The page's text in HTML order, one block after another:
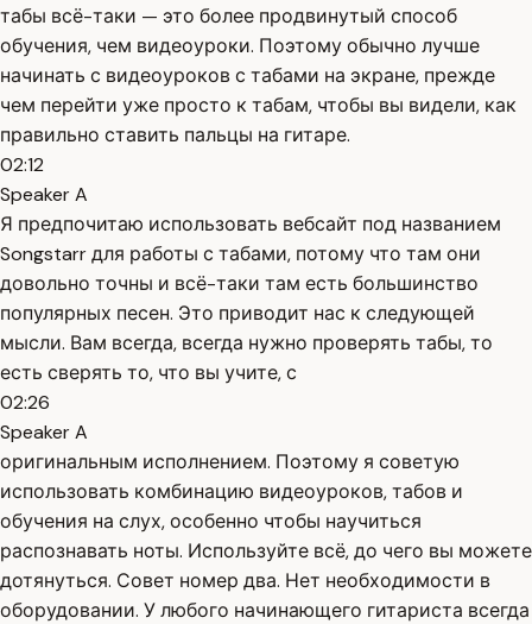
табы всё-таки — это более продвинутый способ
обучения, чем видеоуроки. Поэтому обычно лучше
начинать с видеоуроков с табами на экране, прежде
чем перейти уже просто к табам, чтобы вы видели, как
правильно ставить пальцы на гитаре.
02:12
Speaker A
Я предпочитаю использовать вебсайт под названием
Songstarr для работы с табами, потому что там они
довольно точны и всё-таки там есть большинство
популярных песен. Это приводит нас к следующей
мысли. Вам всегда, всегда нужно проверять табы, то
есть сверять то, что вы учите, с
02:26
Speaker A
оригинальным исполнением. Поэтому я советую
использовать комбинацию видеоуроков, табов и
обучения на слух, особенно чтобы научиться
распознавать ноты. Используйте всё, до чего вы можете
дотянуться. Совет номер два. Нет необходимости в
оборудовании. У любого начинающего гитариста всегда